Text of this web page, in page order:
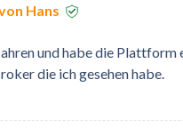
Hans
und habe die
die ich gesehen habe.